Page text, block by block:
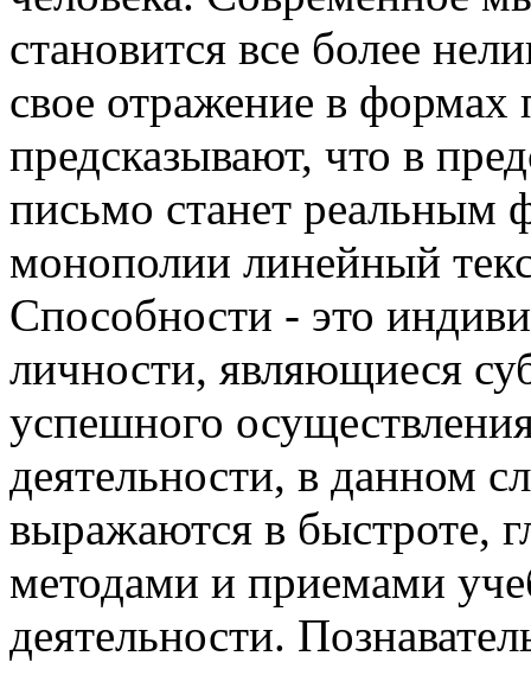
становится все более
свое отражение в
предсказывают, что в
письмо станет реальным
монополии линейный
Способности - это
личности, являющиеся
успешного
деятельности, в данном
выражаются в быстроте,
методами и приемами
деятельности.